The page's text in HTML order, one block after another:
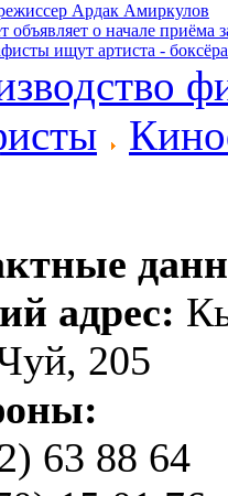
Ардак Амиркулов
о начале приёма
ищут артиста -
адрес:
205
63 88 64